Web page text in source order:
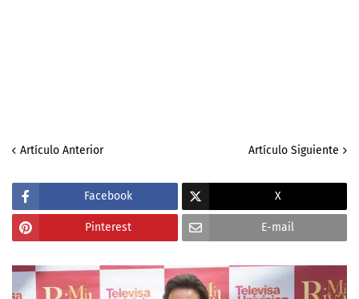
Artículo Anterior Artículo Siguiente
Facebook X
Pinterest E-mail